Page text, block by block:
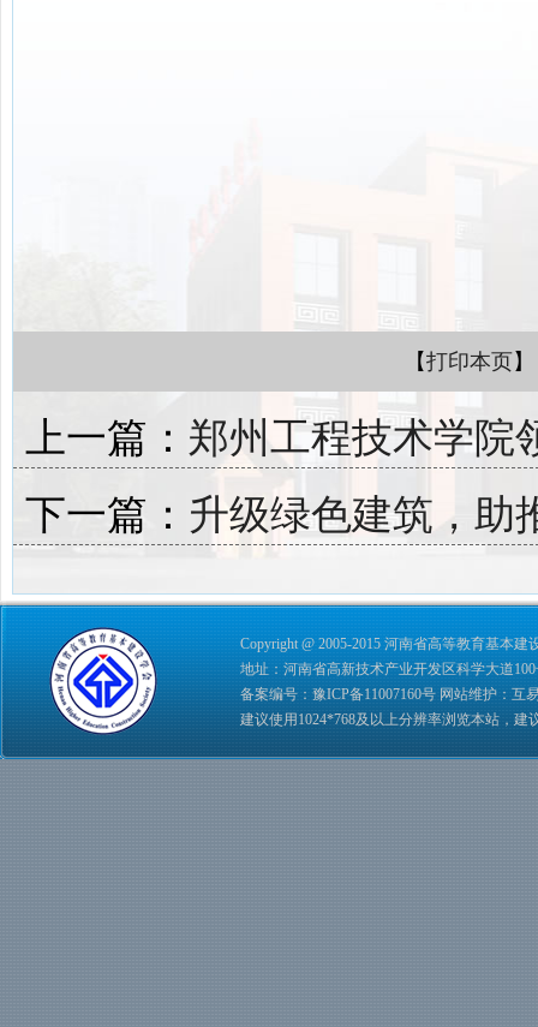
【打印本页
上一篇： 郑州工程技术学院
下一篇： 升级绿色建筑，助
Copyright @ 2005-2015 河南省高等教育基本建
地址：河南省高新技术产业开发区科学大道100
备案编号： 豫ICP备11007160号 网站维护： 互
建议使用1024*768及以上分辨率浏览本站，建